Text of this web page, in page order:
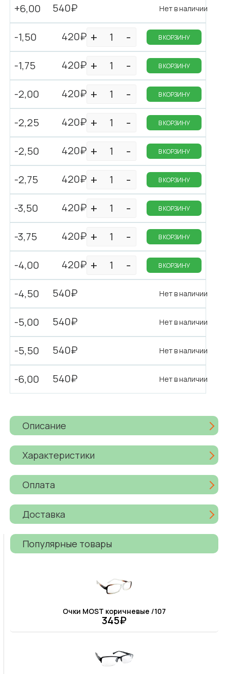
+6,00 540₽ Нет в наличии
-1,50 420₽ В КОРЗИНУ
-1,75 420₽ В КОРЗИНУ
-2,00 420₽ В КОРЗИНУ
-2,25 420₽ В КОРЗИНУ
-2,50 420₽ В КОРЗИНУ
-2,75 420₽ В КОРЗИНУ
-3,50 420₽ В КОРЗИНУ
-3,75 420₽ В КОРЗИНУ
-4,00 420₽ В КОРЗИНУ
-4,50 540₽ Нет в наличии
-5,00 540₽ Нет в наличии
-5,50 540₽ Нет в наличии
-6,00 540₽ Нет в наличии
Описание
Характеристики
Оплата
Доставка
Популярные товары
Очки MOST коричневые /107
345₽